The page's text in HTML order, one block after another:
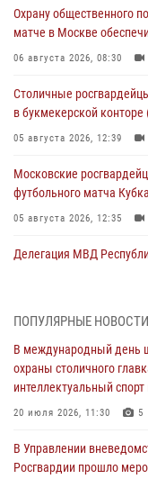
Охрану общественного
матче в Москве
06 августа 2026, 08:30
Столичные
в букмекерской конторе
05 августа 2026, 12:39
Московские
футбольного матча
05 августа 2026, 12:35
Делегация МВД
боевому самбо. (видео)
04 августа 2026, 14:00
Офицер Росгвардии
04 августа 2026, 12:28
ПОПУЛЯРНЫЕ НОВОСТИ
В международный день
охраны столичного
интеллектуальный
20 июля 2026, 11:30 5
В Управлении
Росгвардии прошло